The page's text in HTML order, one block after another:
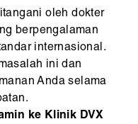
oleh dokter
berpengalaman
internasional.
ini dan
Anda selama
ke Klinik DVX